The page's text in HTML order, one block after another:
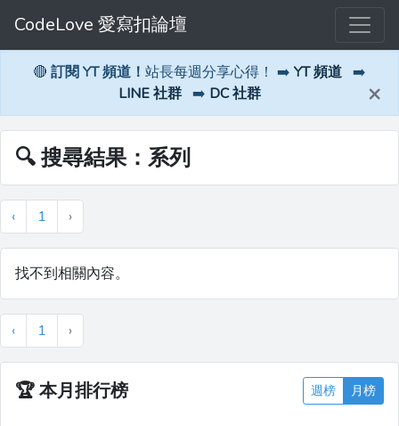
CodeLove 愛寫扣論壇
🔴 訂閱 YT 頻道！ 站長每週分享心得！ ➡️ YT 頻道 ➡️
LINE 社群 ➡️ DC 社群 ×
🔍 搜尋結果：系列
‹ 1 ›
找不到相關內容。
‹ 1 ›
🏆本月排行榜 週榜 月榜